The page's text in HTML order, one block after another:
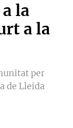
la
a la
per
de Lleida